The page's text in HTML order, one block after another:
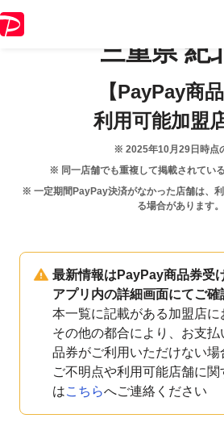
三重県 紀
【PayPay商品
利用可能加盟
※ 2025年10月29日 時点
※ 同一店舗でも重複して掲載されてい
※ 一定期間PayPay決済がなかった店舗は、
る場合があります。
最新情報はPayPay商品券受
アプリ内の詳細画面にてご確
本一覧に記載がある加盟店に
その他の都合により、お支
品券がご利用いただけない場
ご不明点や利用可能店舗に
はこちらへご連絡ください